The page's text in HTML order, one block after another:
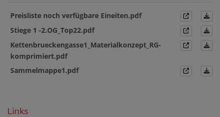
Preisliste noch verfügbare Eineiten.pdf
Stiege 1 -2.OG_Top22.pdf
Kettenbrueckengasse1_Materialkonzept_RG-
komprimiert.pdf
Sammelmappe1.pdf
Links